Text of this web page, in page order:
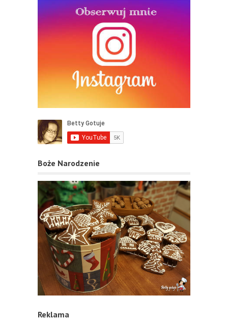
Boże Narodzenie
Reklama